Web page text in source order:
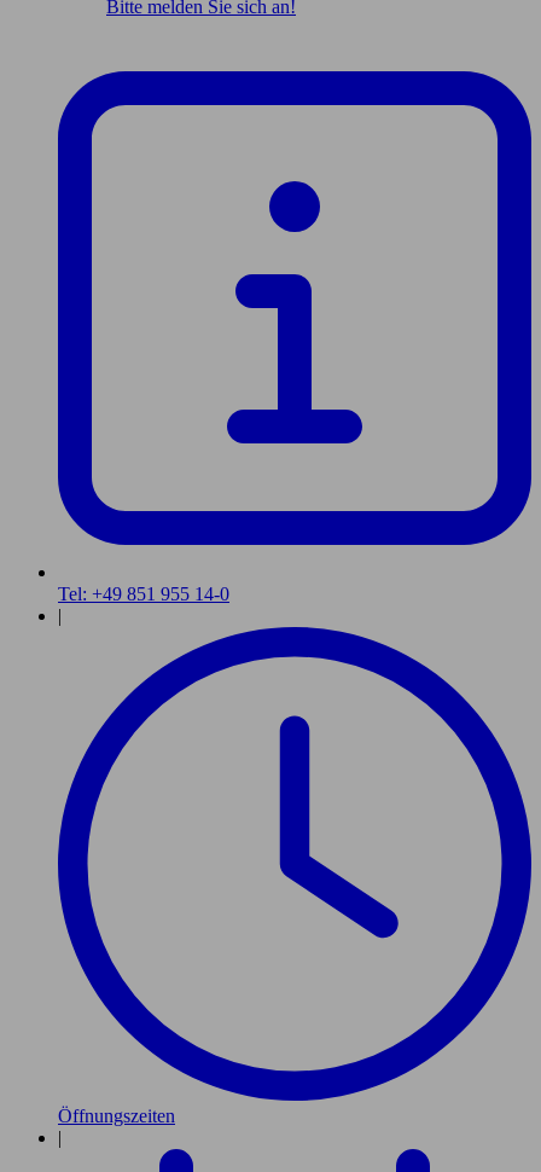
Bitte melden Sie sich an!
Tel: +49 851 955 14-0
|
Öffnungszeiten
|